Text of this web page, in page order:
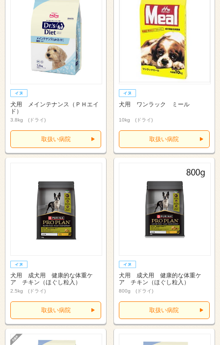
犬用 メインテナンス（ＰＨエイ
ド）
3.8kg (ドライ)
取扱い病院
犬用 ワンラック ミール
10kg (ドライ)
取扱い病院
犬用 成犬用 健康的な体重ケ
ア チキン（ほぐし粒入）
2.5kg (ドライ)
取扱い病院
犬用 成犬用 健康的な体重ケ
ア チキン（ほぐし粒入）
800g (ドライ)
取扱い病院